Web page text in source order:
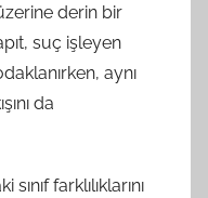
derin bir
suç işleyen
aynı
da
farklılıklarını